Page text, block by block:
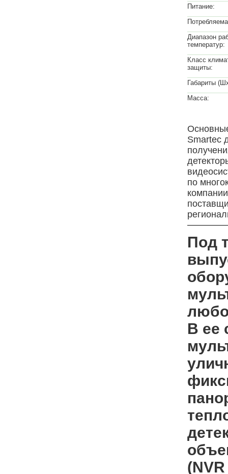
Питание:
Диапазон
температур:
Класс
защиты:
Габариты
Масса:
Smartec
по
Под
В ее